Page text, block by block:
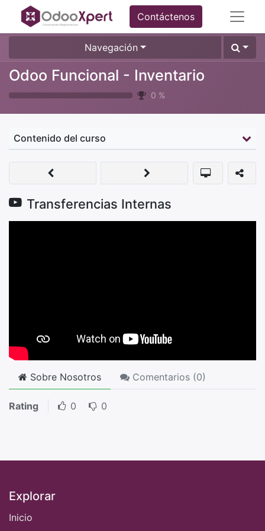
Contáctenos
Navegación
Odoo Funcional - Inventario
0 %
Contenido del curso
Transferencias Internas
Sobre Nosotros Comentarios (0)
Rating 0 0
Explorar
Inicio